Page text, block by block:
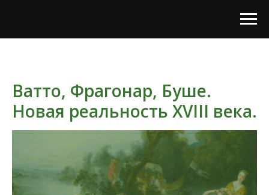
Ватто, Фрагонар, Буше.
Новая реальность XVIII века.